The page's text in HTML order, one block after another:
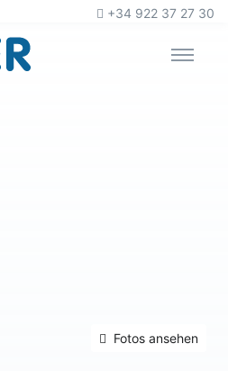
+34 922 37 27 30
Fotos ansehen